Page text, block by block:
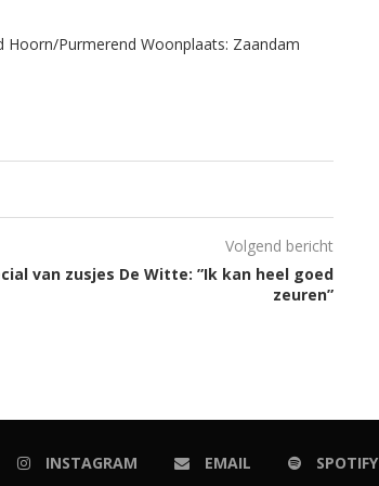
Hoorn/Purmerend Woonplaats: Zaandam
Volgend bericht
van zusjes De Witte: ”Ik kan heel goed
zeuren”
INSTAGRAM EMAIL SPOTIFY